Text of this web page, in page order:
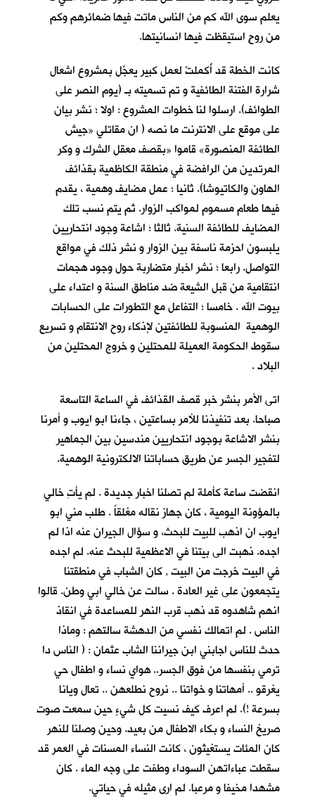
يعلم سوى الله كم من الناس ماتت فيها ضمائرهم وكم
من روحٍ استيقظت فيها انسانيتها.
كانت الخطة قد أُكملتْ لعمل كبير يعجِّل بمشروع اشعال
شرارة الفتنة الطائفية و تم تسميته بـ (يوم النصر على
الطوائف). ارسلوا لنا خطوات المشروع : اولا ؛ نشر بيان
على موقع على الانترنت ما نصه ( ان مقاتلي «جيش
الطائفة المنصورة» قاموا «بقصف معقل الشرك و وكر
المرتدين من الرافضة في منطقة الكاظمية بقذائف
الهاون والكاتيوشا). ثانيا ؛ عمل مضايف وهمية ، يقدم
فيها طعام مسموم لمواكب الزوار. ثم يتم نسب تلك
المضايف للطائفة السنية. ثالثا ؛ اشاعة وجود انتحاريين
يلبسون احزمة ناسفة بين الزوار و نشر ذلك في مواقع
التواصل. رابعا ؛ نشر اخبار متضاربة حول وجود هجمات
انتقامية من قبل الشيعة ضد مناطق السنة و اعتداء على
بيوت الله . خامسا ؛ التفاعل مع التطورات على الحسابات
الوهمية المنسوبة للطائفتين لإذكاء روح الانتقام و تسريع
سقوط الحكومة العميلة للمحتلين و خروج المحتلين من
البلاد .
اتى الأمر بنشر خبر قصف القذائف في الساعة التاسعة
صباحا. بعد تنفيذنا للأمر بساعتين ، جاءنا ابو ايوب و أمرنا
بنشر الاشاعة بوجود انتحاريين مندسين بين الجماهير
لتفجير الجسر عن طريق حساباتنا الالكترونية الوهمية.
انقضت ساعة كأملة لم تصلنا اخبار جديدة . لم يأتِ خالي
بالمؤونة اليومية ، كان جهاز نقاله مغلقاً . طلب مني ابو
ايوب ان اذهب للبيت للبحث، و سؤال الجيران عنه اذا لم
اجده. ذهبت الى بيتنا في الاعظمية للبحث عنه. لم اجده
في البيت خرجت من البيت , كان الشباب في منطقتنا
يتجمعون على غير العادة . سالت عن خالي ابي وطن. قالوا
انهم شاهدوه قد ذهب قرب النهر للمساعدة في انقاذ
الناس . لم اتمالك نفسي من الدهشة سالتهم : وماذا
حدث للناس اجابني ابن جيراننا الشاب عثمان : ( الناس دا
ترمي بنفسها من فوق الجسر.. هواي نساء و اطفال حي
يغرقو .. أمهاتنا و خواتنا .. نروح نطلعهن .. تعال ويانا
بسرعة !). لم اعرف كيف نسيت كل شيءٍ حين سمعت صوت
صريخ النساء و بكاء الاطفال من بعيد. وحين وصلنا للنهر
كان المئات يستغيثون ، كانت النساء المسنات في العمر قد
سقطت عباءاتهن السوداء وطفت على وجه الماء . كان
مشهدا مخيفا و مرعبا. لم ارى مثيله في حياتي.